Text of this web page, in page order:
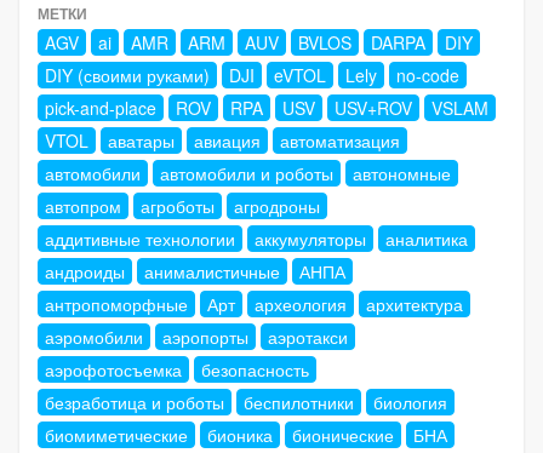
МЕТКИ
AGV ai AMR ARM AUV BVLOS DARPA
DIY
DIY (своими руками)
DJI eVTOL Lely
no-code
pick-and-place
ROV RPA USV USV+ROV
VSLAM
VTOL
аватары авиация
автоматизация
автомобили
автомобили и роботы
автономные
автопром
агроботы
агродроны
аддитивные технологии
аккумуляторы
аналитика
андроиды
анималистичные
АНПА
антропоморфные
Арт археология
архитектура
аэромобили
аэропорты
аэротакси
аэрофотосъемка
безопасность
безработица и роботы
беспилотники
биология
биомиметические
бионика бионические
БНА